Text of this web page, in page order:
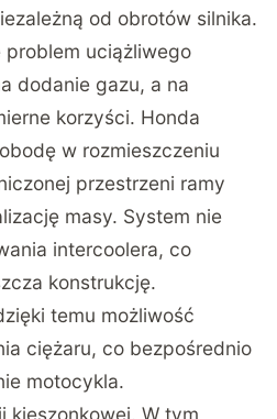
od obrotów silnika.
problem uciążliwego
dodanie gazu, a na
korzyści. Honda
w rozmieszczeniu
przestrzeni ramy
masy. System nie
intercoolera, co
konstrukcję.
temu możliwość
ciężaru, co bezpośrednio
motocykla.
kieszonkowej. W tym